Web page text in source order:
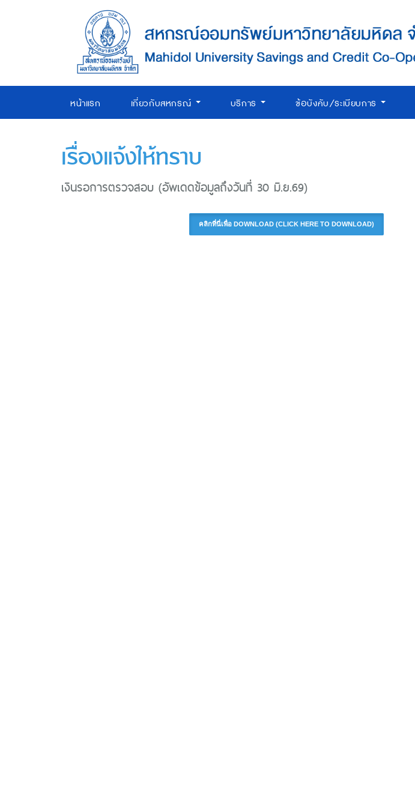
หน้าแรก เกี่ยวกับสหกรณ์ บริการ ข้อบังคับ/ระเบียบการ
เรื่องแจ้งให้ทราบ
เงินรอการตรวจสอบ (อัพเดดข้อมูลถึงวันที่ 30 มิ.ย.69)
คลิกที่นี่เพื่อ DOWNLOAD (CLICK HERE TO DOWNLOAD)